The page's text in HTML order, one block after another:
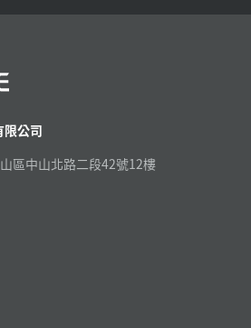
限公司
區中山北路二段42號12樓